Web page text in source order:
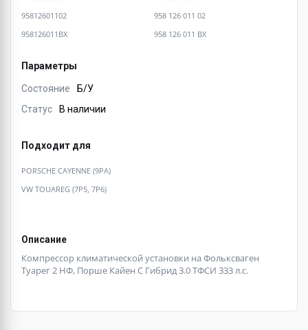
95812601102
958 126 011 02
958126011BX
958 126 011 BX
Параметры
Состояние
Б/У
Статус
В наличии
Подходит для
PORSCHE CAYENNE (9PA)
VW TOUAREG (7P5, 7P6)
Описание
Компрессор климатической установки на Фольксваген
Туарег 2 НФ, Порше Кайен С Гибрид 3.0 ТФСИ 333 л.с.